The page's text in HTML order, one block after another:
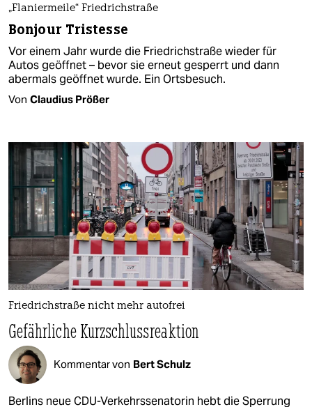
„Flaniermeile“ Friedrichstraße
Bonjour Tristesse
Vor einem Jahr wurde die Friedrichstraße wieder für
Autos geöffnet – bevor sie erneut gesperrt und dann
abermals geöffnet wurde. Ein Ortsbesuch.
Von Claudius Prößer
Friedrichstraße nicht mehr autofrei
Gefährliche Kurzschluss­reaktion
Kommentar von Bert Schulz
Berlins neue CDU-Verkehrssenatorin hebt die Sperrung